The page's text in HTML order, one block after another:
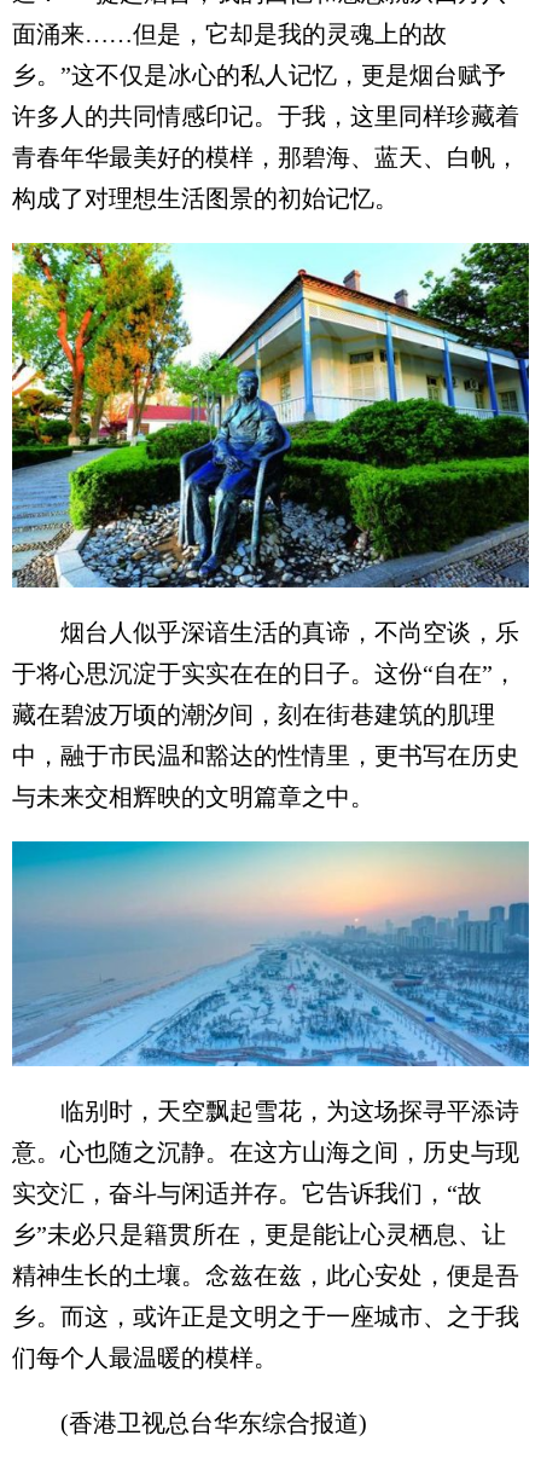
面涌来……但是，它却是我的灵魂上的故
乡。”这不仅是冰心的私人记忆，更是烟台赋予
许多人的共同情感印记。于我，这里同样珍藏着
青春年华最美好的模样，那碧海、蓝天、白帆，
构成了对理想生活图景的初始记忆。
烟台人似乎深谙生活的真谛，不尚空谈，乐
于将心思沉淀于实实在在的日子。这份“自在”，
藏在碧波万顷的潮汐间，刻在街巷建筑的肌理
中，融于市民温和豁达的性情里，更书写在历史
与未来交相辉映的文明篇章之中。
临别时，天空飘起雪花，为这场探寻平添诗
意。心也随之沉静。在这方山海之间，历史与现
实交汇，奋斗与闲适并存。它告诉我们，“故
乡”未必只是籍贯所在，更是能让心灵栖息、让
精神生长的土壤。念兹在兹，此心安处，便是吾
乡。而这，或许正是文明之于一座城市、之于我
们每个人最温暖的模样。
(香港卫视总台华东综合报道)